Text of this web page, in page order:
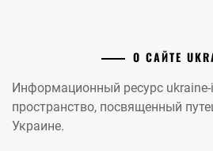
О САЙТЕ
Информационный ресурс
пространство, посвященный
Украине.